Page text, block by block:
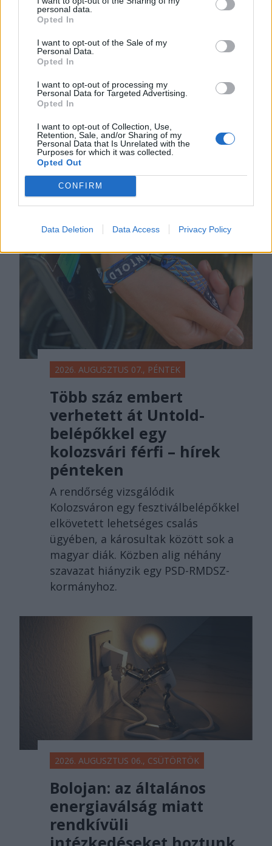
personal data.
Opted In
I want to opt-out of the Sale of my
Personal Data.
Opted In
I want to opt-out of processing my
Personal Data for Targeted Advertising.
Opted In
I want to opt-out of Collection, Use,
Retention, Sale, and/or Sharing of my
Personal Data that Is Unrelated with the
Purposes for which it was collected.
Opted Out
CONFIRM
Data Deletion Data Access Privacy Policy
Életveszélyes fenyegetést kapott
Majka, ezért elmarad a
sepsiszentgyörgyi koncertje. Az előadó
közösségi oldalán azt írta,
ismeretlenek azt is tudják, hol
szállnának meg, kik biztosítanák a
rendezvényt és milyen útvonalon
//még
több
főtér.ro
2026. AUGUSZTUS 07., PÉNTEK
Több száz embert
verhetett át Untold-
belépőkkel egy
kolozsvári férfi – hírek
pénteken
A rendőrség vizsgálódik
Kolozsváron egy fesztiválbelépőkkel
elkövetett lehetséges csalás
ügyében, a károsultak között sok a
magyar diák. Közben alig néhány
szavazat hiányzik egy PSD-RMDSZ-
kormányhoz.
2026. AUGUSZTUS 06., CSÜTÖRTÖK
Bolojan: az általános
energiaválság miatt
rendkívüli